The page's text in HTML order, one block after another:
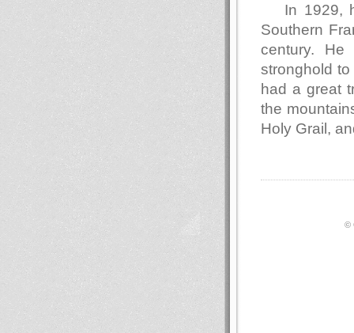
In 1929,
Southern
century.
stronghold
had a great
the
Holy Grail,
©